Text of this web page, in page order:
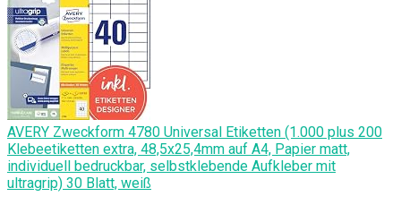
AVERY Zweckform 4780 Universal Etiketten (1.000 plus 200
Klebeetiketten extra, 48,5x25,4mm auf A4, Papier matt,
individuell bedruckbar, selbstklebende Aufkleber mit
ultragrip) 30 Blatt, weiß